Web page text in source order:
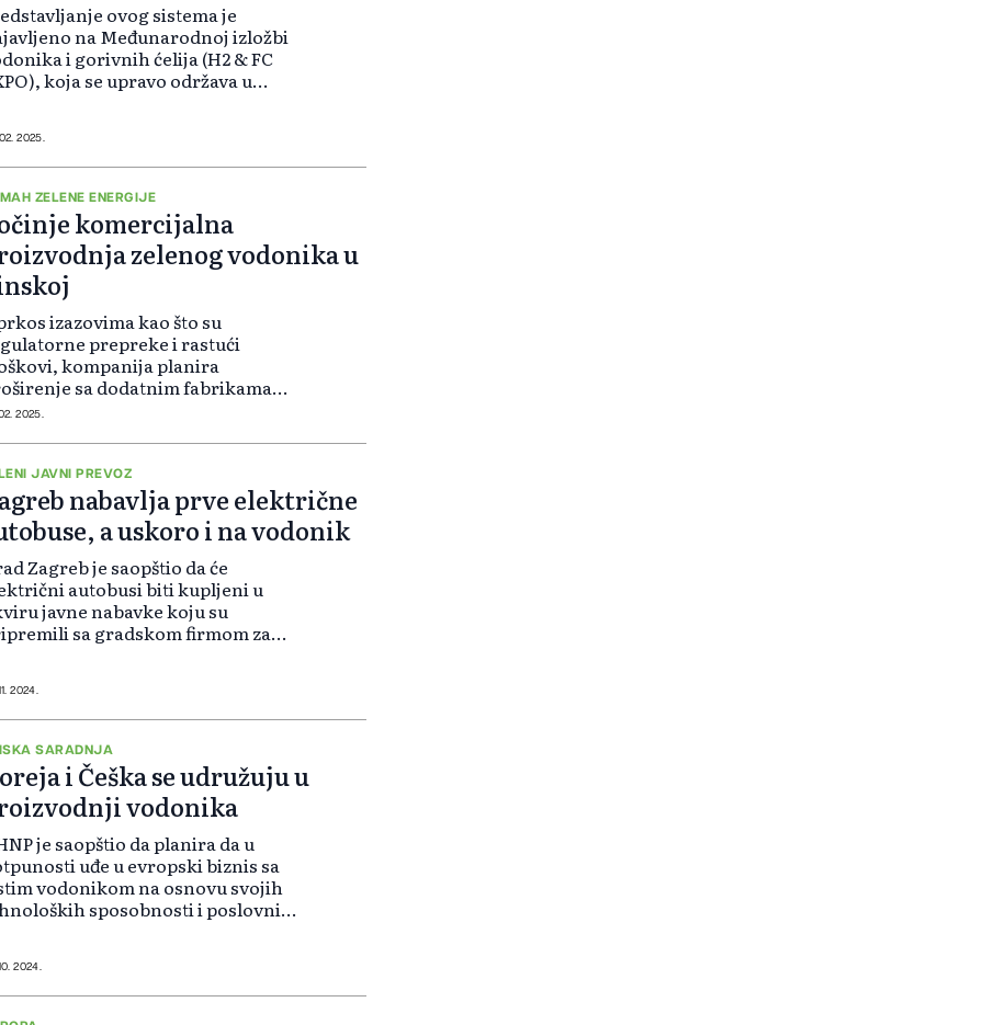
ovog sistema je
na Međunarodnoj izložbi
i gorivnih ćelija (H2 & FC
koja se upravo održava u
komercijalnog sekto...
2025.
ZELENE ENERGIJE
komercijalna
zelenog vodonika u
izazovima kao što su
prepreke i rastući
kompanija planira
sa dodatnim fabrikama
kapaciteta. Očekuje se da će
politici stvoriti prilike za
e...
2025.
JAVNI PREVOZ
nabavlja prve električne
a uskoro i na vodonik
Zagreb je saopštio da će
autobusi biti kupljeni u
javne nabavke koju su
sa gradskom firmom za
zelenom javnom prevozu
svim Za...
2024.
SARADNJA
i Češka se udružuju u
vodonika
je saopštio da planira da u
uđe u evropski biznis sa
vodonikom na osnovu svojih
sposobnosti i poslovnih
(KHNP) prihvatila je saradnj...
2024.